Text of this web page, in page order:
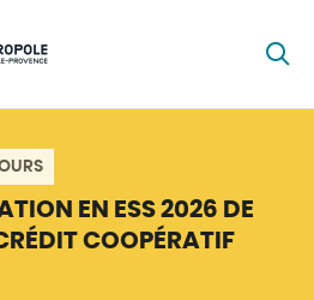
EN ESS 2026 DE
COOPÉRATIF